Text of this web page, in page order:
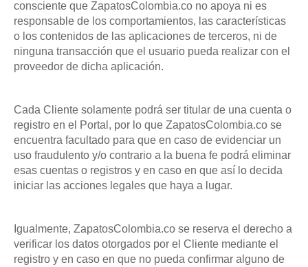
consciente que ZapatosColombia.co no apoya ni es
responsable de los comportamientos, las características
o los contenidos de las aplicaciones de terceros, ni de
ninguna transacción que el usuario pueda realizar con el
proveedor de dicha aplicación.
Cada Cliente solamente podrá ser titular de una cuenta o
registro en el Portal, por lo que ZapatosColombia.co se
encuentra facultado para que en caso de evidenciar un
uso fraudulento y/o contrario a la buena fe podrá eliminar
esas cuentas o registros y en caso en que así lo decida
iniciar las acciones legales que haya a lugar.
Igualmente, ZapatosColombia.co se reserva el derecho a
verificar los datos otorgados por el Cliente mediante el
registro y en caso en que no pueda confirmar alguno de